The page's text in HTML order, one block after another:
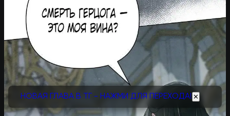
НОВАЯ ГЛАВА В ТГ - НАЖМИ ДЛЯ ПЕРЕХОДА! ✕